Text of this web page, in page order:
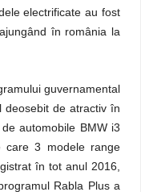
electrificate au fost
în românia la
guvernamental
deosebit de atractiv în
automobile BMW i3
care 3 modele range
în tot anul 2016,
Rabla Plus a